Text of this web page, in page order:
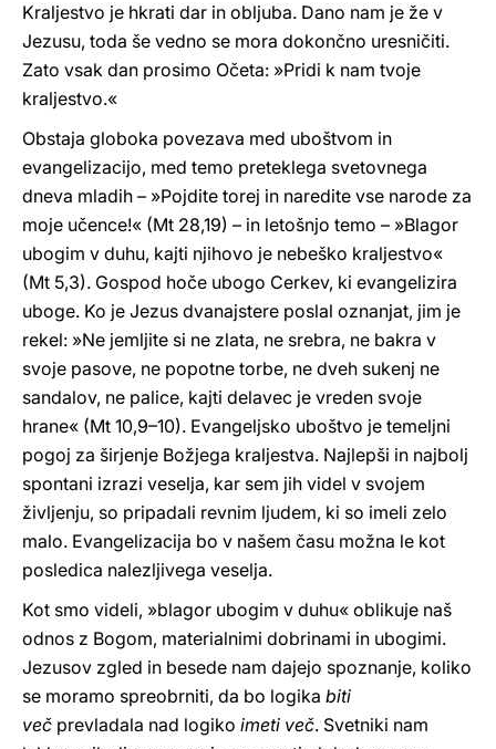
Kraljestvo je hkrati dar in obljuba. Dano nam je že v
Jezusu, toda še vedno se mora dokončno uresničiti.
Zato vsak dan prosimo Očeta: »Pridi k nam tvoje
kraljestvo.«
Obstaja globoka povezava med uboštvom in
evangelizacijo, med temo preteklega svetovnega
dneva mladih – »Pojdite torej in naredite vse narode za
moje učence!« (Mt 28,19) – in letošnjo temo – »Blagor
ubogim v duhu, kajti njihovo je nebeško kraljestvo«
(Mt 5,3). Gospod hoče ubogo Cerkev, ki evangelizira
uboge. Ko je Jezus dvanajstere poslal oznanjat, jim je
rekel: »Ne jemljite si ne zlata, ne srebra, ne bakra v
svoje pasove, ne popotne torbe, ne dveh sukenj ne
sandalov, ne palice, kajti delavec je vreden svoje
hrane« (Mt 10,9–10). Evangeljsko uboštvo je temeljni
pogoj za širjenje Božjega kraljestva. Najlepši in najbolj
spontani izrazi veselja, kar sem jih videl v svojem
življenju, so pripadali revnim ljudem, ki so imeli zelo
malo. Evangelizacija bo v našem času možna le kot
posledica nalezljivega veselja.
Kot smo videli, »blagor ubogim v duhu« oblikuje naš
odnos z Bogom, materialnimi dobrinami in ubogimi.
Jezusov zgled in besede nam dajejo spoznanje, koliko
se moramo spreobrniti, da bo logika biti
več prevladala nad logiko imeti več. Svetniki nam